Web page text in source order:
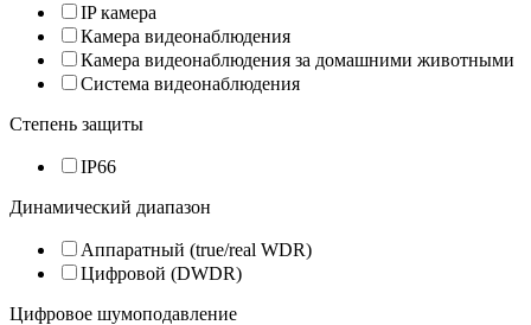
IP камера
Камера видеонаблюдения
Камера видеонаблюдения за домашними животными
Система видеонаблюдения
Степень защиты
IP66
Динамический диапазон
Аппаратный (true/real WDR)
Цифровой (DWDR)
Цифровое шумоподавление